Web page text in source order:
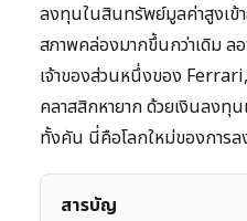
ลงทุนในสินทรัพย์มูลค่าสูงเข้
สภาพคล่องมากขึ้นกว่าเดิม ล
เจ้าของส่วนหนึ่งของ
คลาสสิกหายาก ด้วยเงินลงทุ
ทั้งคัน นี่คือโลกใหม่ของการ
สารบัญ